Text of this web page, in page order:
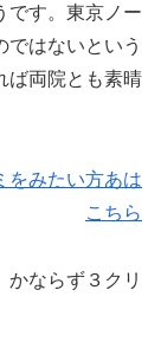
です。東京ノー
ではないという
ば両院とも素晴
をみたい方あは
こちら
かならず３クリ